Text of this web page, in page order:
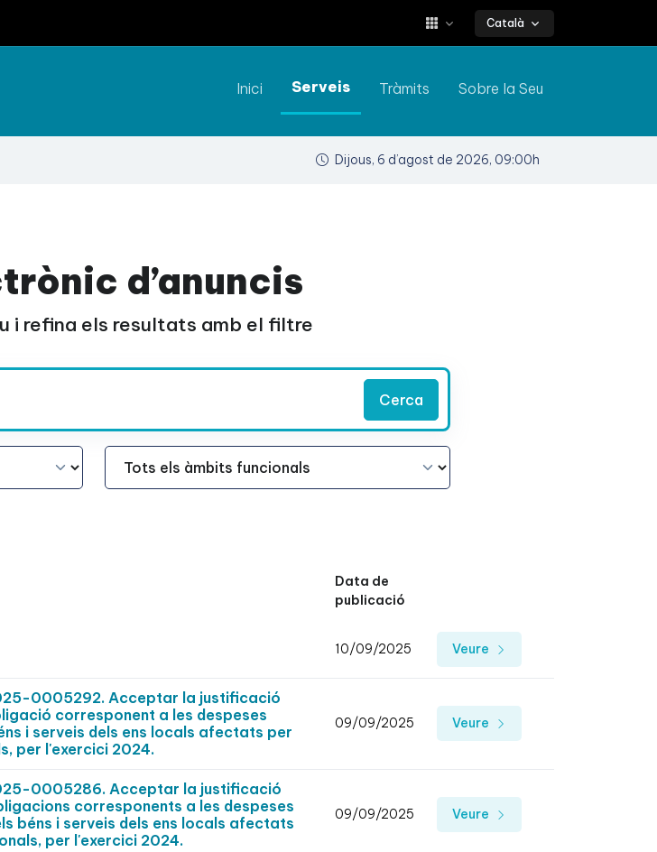
Català
Inici Serveis Tràmits Sobre la Seu
Dijous, 6 d’agost de 2026, 09:00h
d’anuncis
i refina els resultats amb el filtre
Cerca
Àmbit Funcional
Data de
publicació
10/09/2025 Veure
0005292. Acceptar la justificació
corresponent a les despeses
i serveis dels ens locals afectats per
per l'exercici 2024.
09/09/2025 Veure
0005286. Acceptar la justificació
corresponents a les despeses
béns i serveis dels ens locals afectats
per l'exercici 2024.
09/09/2025 Veure